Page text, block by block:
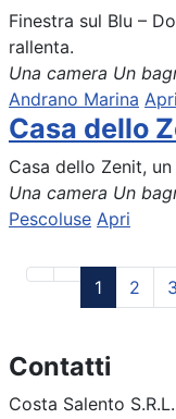
Finestra sul Blu –
rallenta.
Una camera Un
Andrano Marina Apri
Casa dello
Casa dello Zenit,
Una camera Un
Pescoluse Apri
1 2 3
Contatti
Costa Salento S.R.L.